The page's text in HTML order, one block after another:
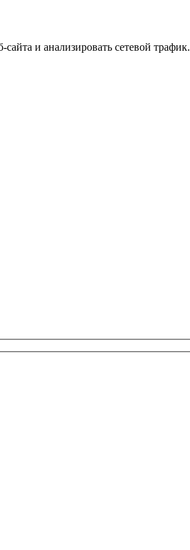
и анализировать сетевой трафик.